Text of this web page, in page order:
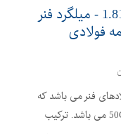
فولاد فنر 1.8161 - میلگرد فنر
تسمه فولادی
از فولادهای فنر می باشد که
نام دیگر آن 50CrV4 می باشد. ترکیب